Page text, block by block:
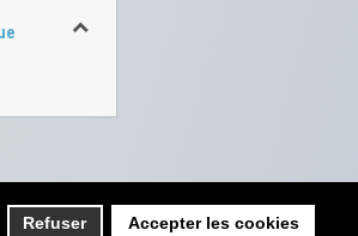
Refuser Accepter les cookies